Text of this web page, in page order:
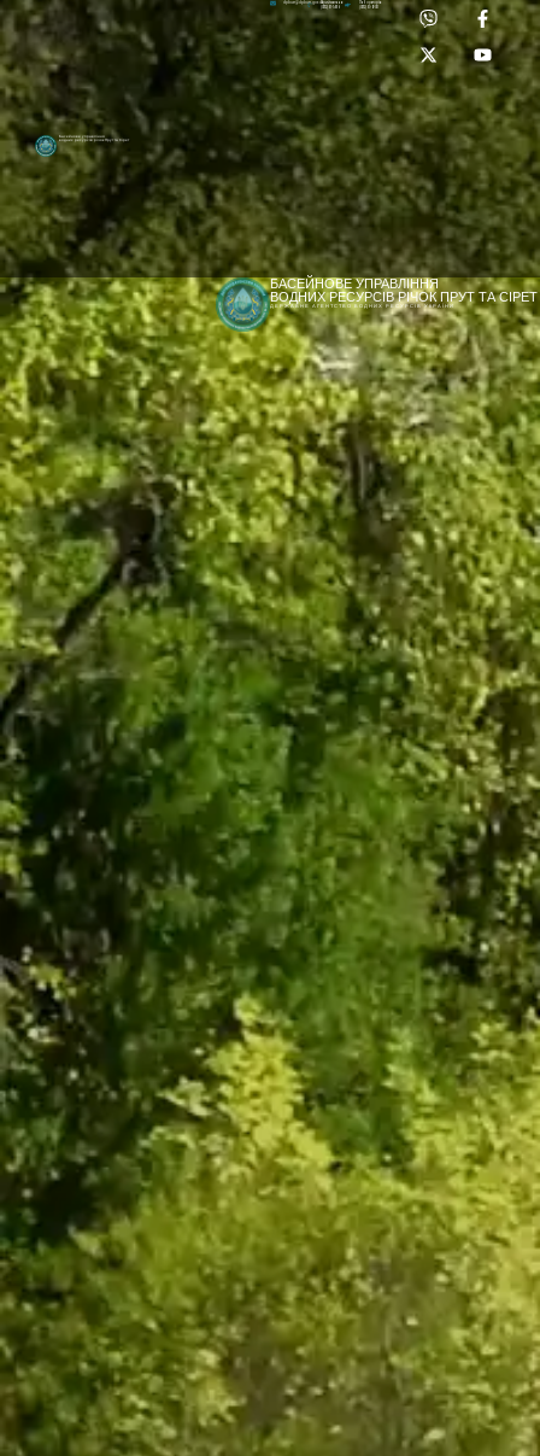
[newyear_garland]
Басейнове управління
водних ресурсів річок Прут та Сірет
Лабораторія:
(0372) 53-92-00
dpbuvr@dpbuvr.gov.uaПриймальня:
(0372) 51-14-56
БАСЕЙНОВЕ УПРАВЛІННЯ
ВОДНИХ РЕСУРСІВ РІЧОК ПРУТ ТА СІРЕТ
ДЕРЖАВНЕ АГЕНТСТВО ВОДНИХ РЕСУРСІВ УКРАЇНИ